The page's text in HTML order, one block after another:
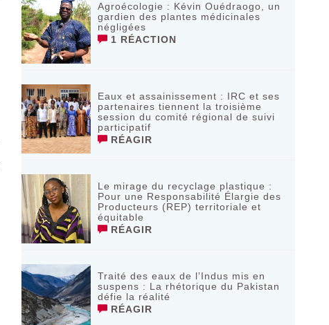
Agroécologie : Kévin Ouédraogo, un
gardien des plantes médicinales
négligées
1 RÉACTION
Eaux et assainissement : IRC et ses
partenaires tiennent la troisième
session du comité régional de suivi
participatif
RÉAGIR
Le mirage du recyclage plastique :
Pour une Responsabilité Élargie des
Producteurs (REP) territoriale et
équitable
RÉAGIR
Traité des eaux de l’Indus mis en
suspens : La rhétorique du Pakistan
défie la réalité
RÉAGIR